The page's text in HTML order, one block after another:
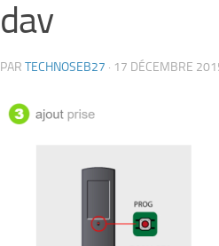
dav
PAR TECHNOSEB27 · 17 DÉCEMBRE